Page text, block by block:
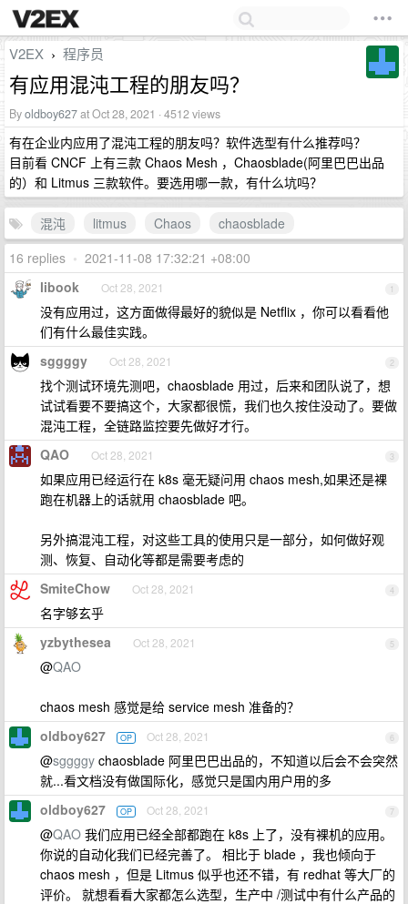
V2EX › 程序员
有应用混沌工程的朋友吗？
Byoldboy627at Oct 28, 2021 · 4512 views
有在企业内应用了混沌工程的朋友吗？软件选型有什么推荐吗？
目前看 CNCF 上有三款 Chaos Mesh ，Chaosblade(阿里巴巴出品
的）和 Litmus 三款软件。要选用哪一款，有什么坑吗？
混沌 litmus Chaos
chaosblade
16 replies • 2021-11-08 17:32:21 +08:00
1
libook Oct 28, 2021
没有应用过，这方面做得最好的貌似是 Netflix ，你可以看看他
们有什么最佳实践。
2
sggggy Oct 28, 2021
找个测试环境先测吧，chaosblade 用过，后来和团队说了，想
试试看要不要搞这个，大家都很慌，我们也久按住没动了。要做
混沌工程，全链路监控要先做好才行。
3
QAO Oct 28, 2021
如果应用已经运行在 k8s 毫无疑问用 chaos mesh,如果还是裸
跑在机器上的话就用 chaosblade 吧。
另外搞混沌工程，对这些工具的使用只是一部分，如何做好观
测、恢复、自动化等都是需要考虑的
4
SmiteChow Oct 28, 2021
名字够玄乎
5
yzbythesea Oct 28, 2021
@QAO
chaos mesh 感觉是给 service mesh 准备的？
6
oldboy627 OP Oct 28, 2021
@sggggy chaosblade 阿里巴巴出品的，不知道以后会不会突然
就...看文档没有做国际化，感觉只是国内用户用的多
7
oldboy627 OP Oct 28, 2021
@QAO 我们应用已经全部都跑在 k8s 上了，没有裸机的应用。
你说的自动化我们已经完善了。 相比于 blade ，我也倾向于
chaos mesh ，但是 Litmus 似乎也还不错，有 redhat 等大厂的
评价。 就想看看大家都怎么选型，生产中 /测试中有什么产品的